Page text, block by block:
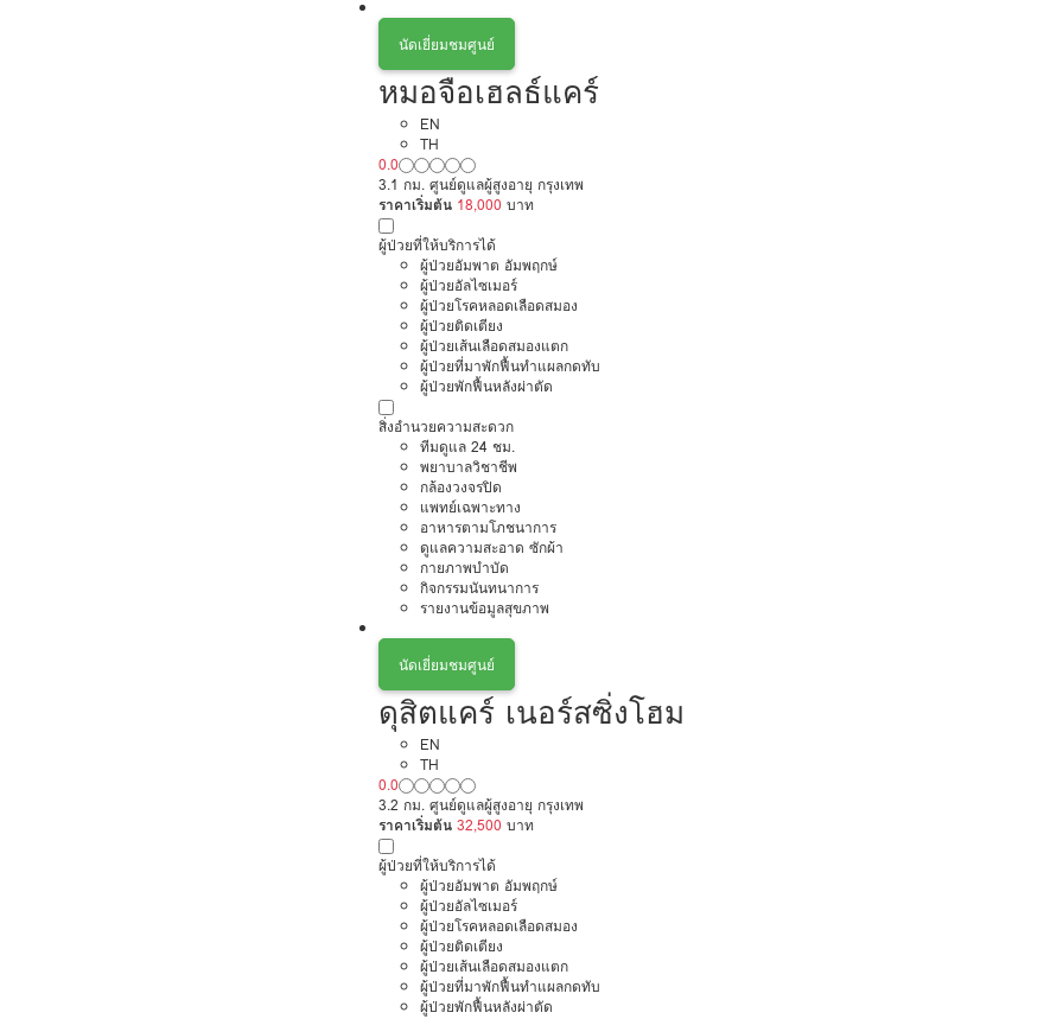
นัดเยี่ยมชมศูนย์
หมอจือเฮลธ์แคร์
EN
TH
0.0
3.1 กม. ศูนย์ดูแลผู้สูงอายุ กรุงเทพ
ราคาเริ่มต้น 18,000 บาท
ผู้ป่วยที่ให้บริการได้
ผู้ป่วยอัมพาต อัมพฤกษ์
ผู้ป่วยอัลไซเมอร์
ผู้ป่วยโรคหลอดเลือดสมอง
ผู้ป่วยติดเตียง
ผู้ป่วยเส้นเลือดสมองแตก
ผู้ป่วยที่มาพักฟื้นทำแผลกดทับ
ผู้ป่วยพักฟื้นหลังผ่าตัด
สิ่งอำนวยความสะดวก
ทีมดูแล 24 ชม.
พยาบาลวิชาชีพ
กล้องวงจรปิด
แพทย์เฉพาะทาง
อาหารตามโภชนาการ
ดูแลความสะอาด ซักผ้า
กายภาพบำบัด
กิจกรรมนันทนาการ
รายงานข้อมูลสุขภาพ
นัดเยี่ยมชมศูนย์
ดุสิตแคร์ เนอร์สซิ่งโฮม
EN
TH
0.0
3.2 กม. ศูนย์ดูแลผู้สูงอายุ กรุงเทพ
ราคาเริ่มต้น 32,500 บาท
ผู้ป่วยที่ให้บริการได้
ผู้ป่วยอัมพาต อัมพฤกษ์
ผู้ป่วยอัลไซเมอร์
ผู้ป่วยโรคหลอดเลือดสมอง
ผู้ป่วยติดเตียง
ผู้ป่วยเส้นเลือดสมองแตก
ผู้ป่วยที่มาพักฟื้นทำแผลกดทับ
ผู้ป่วยพักฟื้นหลังผ่าตัด